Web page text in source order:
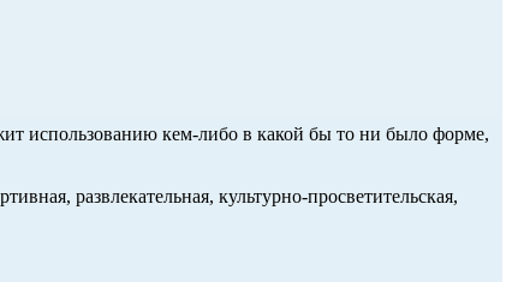
использованию кем-либо в какой бы то ни было форме,
развлекательная, культурно-просветительская,